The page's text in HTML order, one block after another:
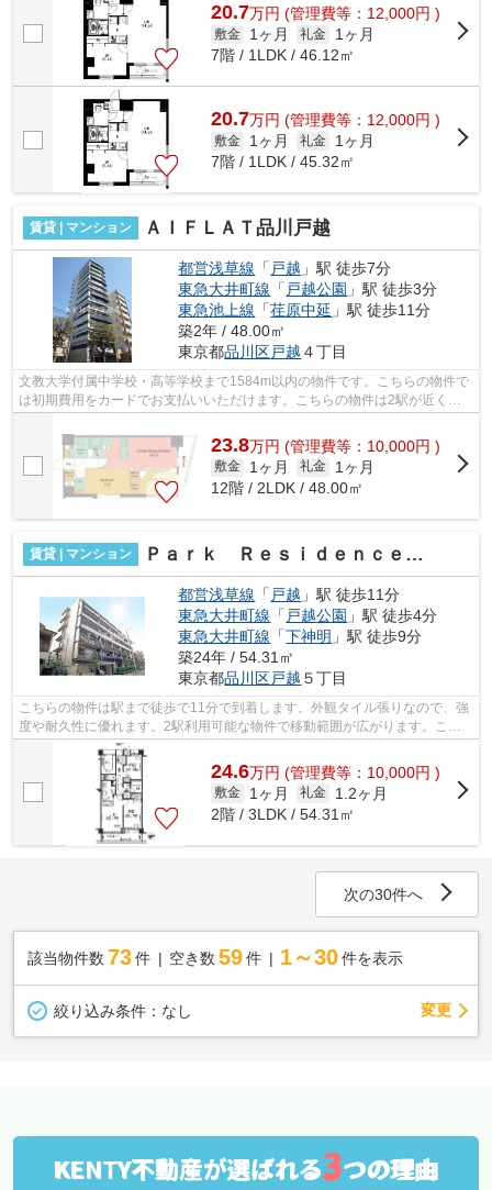
20.7万円 (管理費等：12,000円 )
敷金 1ヶ月 礼金
1ヶ月
7階 / 1LDK / 46.12㎡
20.7万円 (管理費等：12,000円 )
敷金 1ヶ月 礼金
1ヶ月
7階 / 1LDK / 45.32㎡
賃貸 | マンション ＡＩＦＬＡＴ品川戸越
都営浅草線 「 戸越 」駅 徒歩7分
東急大井町線 「 戸越公園 」駅 徒歩3分
東急池上線 「荏原中延 」駅 徒歩11分
築2年 / 48.00㎡
東京都品川区戸越 ４丁目
文教大学付属中学校・高等学校まで1584m以内の物件です。こちらの物件で
は初期費用をカードでお支払いいただけます。こちらの物件は2駅が近くに
23.8万円 (管理費等：10,000円 )
敷金 1ヶ月 礼金
1ヶ月
12階 / 2LDK / 48.00㎡
賃貸 | マンション Ｐａｒｋ Ｒｅｓｉｄｅｎｃｅ戸越公園
都営浅草線 「 戸越 」駅 徒歩11分
東急大井町線 「 戸越公園 」駅 徒歩4分
東急大井町線 「下神明 」駅 徒歩9分
築24年 / 54.31㎡
東京都品川区戸越 ５丁目
こちらの物件は駅まで徒歩で11分で到着します。外観タイル張りなので、強
度や耐久性に優れます。2駅利用可能な物件で移動範囲が広がります。こち
らはマンションタイプになります。気に...
24.6万円 (管理費等：10,000円 )
敷金 1ヶ月 礼金
1.2ヶ月
2階 / 3LDK / 54.31㎡
次の30件へ
該当物件数 73件 空き数 59 件 1～30 件を表示
絞り込み条件： なし 変更
KENTY不動産が選ばれる3つの理由